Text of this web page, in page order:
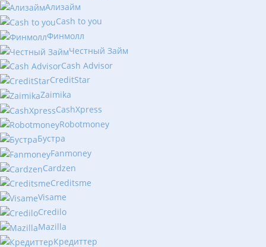
Ализайм
Сash to you
Финмолл
Честный Займ
Cash Advisor
CreditStar
Zaimika
CashXpress
Robotmoney
Бустра
Fanmoney
Cardzen
Creditsme
Visame
Credilo
Mazilla
Кредиттер